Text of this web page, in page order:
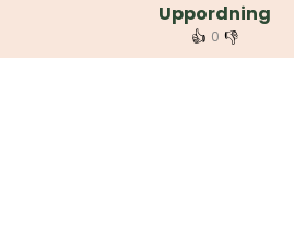
Uppordning
👍 0 👎